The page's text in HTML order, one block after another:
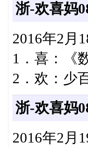
浙-欢喜妈
2016年2月
1．喜：《
2．欢：少
浙-欢喜妈
2016年2月